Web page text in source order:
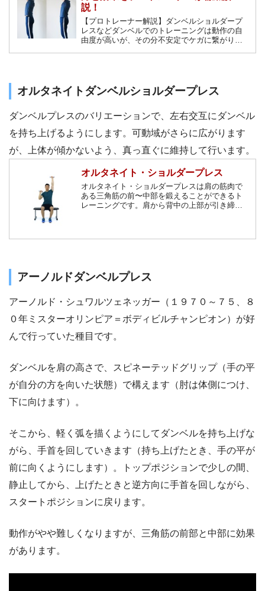
説！
【プロトレーナー解説】ダンベルショルダープ
レスなどダンベルでのトレーニングは動作の自
由度が高いが、その分不安定でケガに繋がりや
オルタネイトダンベルショルダープレス
ダンベルプレスのバリエーションで、左右交互にダンベル
を持ち上げるようにします。可動域がさらに広がります
が、上体が傾かないよう、真っ直ぐに維持して行います。
オルタネイト・ショルダープレス
オルタネイト・ショルダープレスは肩の筋肉で
ある三角筋の前〜中部を鍛えることができるト
レーニングです。肩から背中の上部が引き締ま
アーノルドダンベルプレス
アーノルド・シュワルツェネッガー（１９７０～７５、８
０年ミスターオリンピア＝ボディビルチャンピオン）が好
んで行っていた種目です。
ダンベルを肩の高さで、スピネーテッドグリップ（手の平
が自分の方を向いた状態）で構えます（肘は体側につけ、
下に向けます）。
そこから、軽く弧を描くようにしてダンベルを持ち上げな
がら、手首を回していきます（持ち上げたとき、手の平が
前に向くようにします）。トップポジションで少しの間、
静止してから、上げたときと逆方向に手首を回しながら、
スタートポジションに戻ります。
動作がやや難しくなりますが、三角筋の前部と中部に効果
があります。